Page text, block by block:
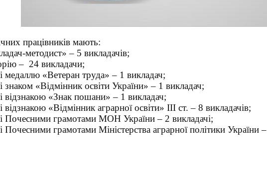
працівників мають:
методист» – 5 викладачів;
– 24 викладачи;
медаллю «Ветеран труда» – 1 викладач;
знаком «Відмінник освіти України» – 1 викладач;
відзнакою «Знак пошани» – 1 викладач;
відзнакою «Відмінник аграрної освіти» ІІІ ст. – 8 викладачів;
Почесними грамотами МОН України – 2 викладачі;
Почесними грамотами Міністерства аграрної політики України